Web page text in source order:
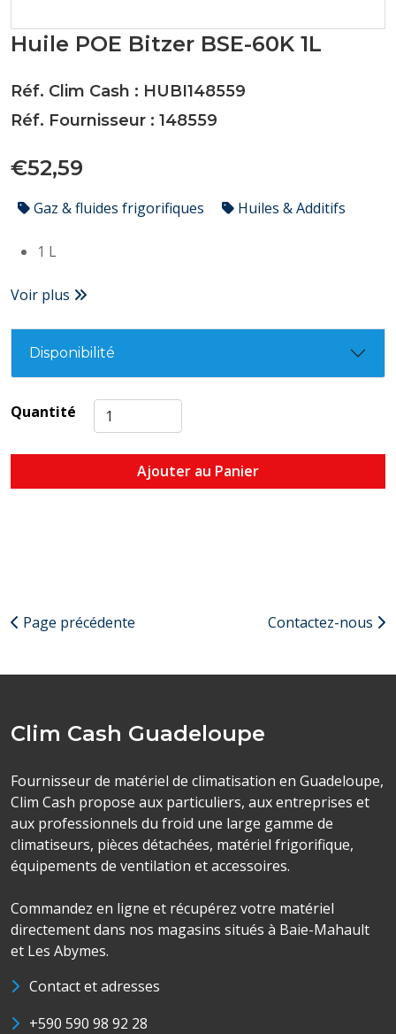
Huile POE Bitzer BSE-60K 1L
Réf. Clim Cash : HUBI148559
Réf. Fournisseur : 148559
€52,59
Gaz & fluides frigorifiques Huiles & Additifs
1 L
Voir plus
Disponibilité
Quantité
Ajouter au Panier
Page précédente Contactez-nous
Clim Cash Guadeloupe
Fournisseur de matériel de climatisation en Guadeloupe,
Clim Cash propose aux particuliers, aux entreprises et
aux professionnels du froid une large gamme de
climatiseurs, pièces détachées, matériel frigorifique,
équipements de ventilation et accessoires.
Commandez en ligne et récupérez votre matériel
directement dans nos magasins situés à Baie-Mahault
et Les Abymes.
Contact et adresses
+590 590 98 92 28